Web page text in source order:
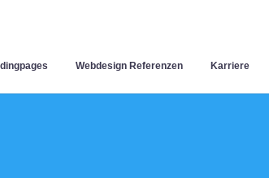
Webdesign Referenzen Karriere